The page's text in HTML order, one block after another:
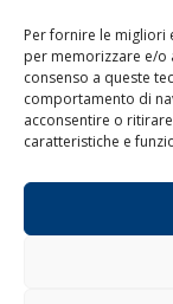
Per fornire le migliori
per memorizzare e/o
consenso a queste
comportamento di
acconsentire o
caratteristiche e